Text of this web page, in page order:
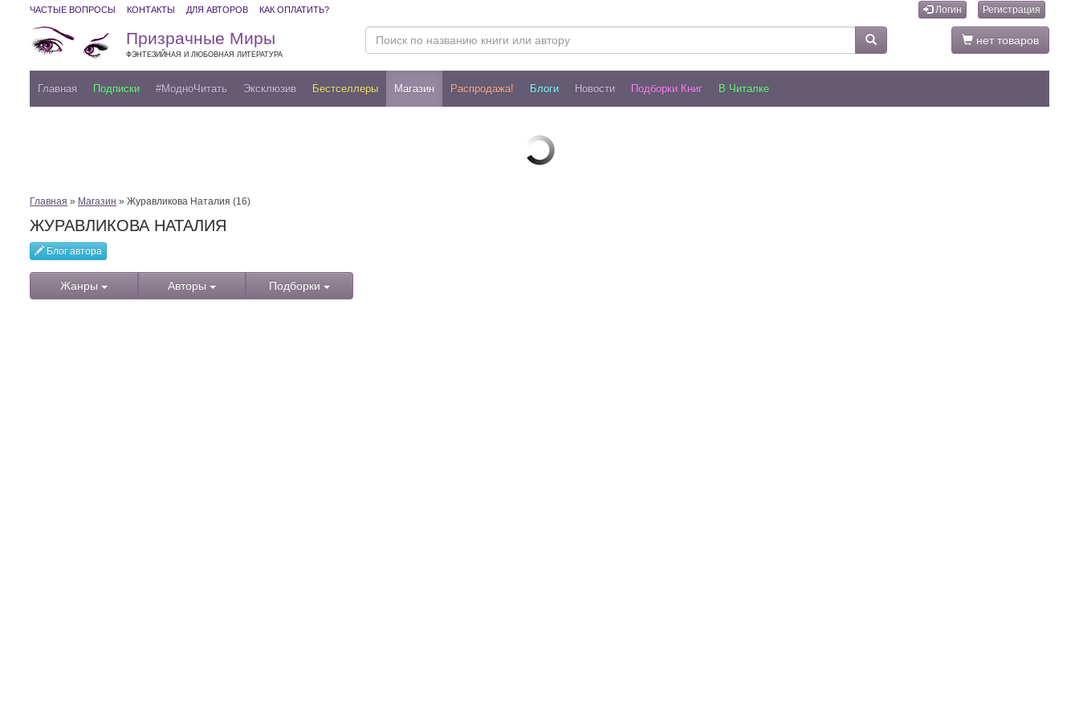
ЧАСТЫЕ ВОПРОСЫ КОНТАКТЫ ДЛЯ АВТОРОВ КАК ОПЛАТИТЬ? Логин Регистрация
Призрачные Миры
ФЭНТЕЗИЙНАЯ И ЛЮБОВНАЯ ЛИТЕРАТУРА
нет товаров
Главная Подписки #МодноЧитать Эксклюзив Бестселлеры Магазин Распродажа! Блоги Новости Подборки Книг В Читалке
Главная » Магазин » Журавликова Наталия (16)
ЖУРАВЛИКОВА НАТАЛИЯ
Блог автора
Жанры Авторы Подборки